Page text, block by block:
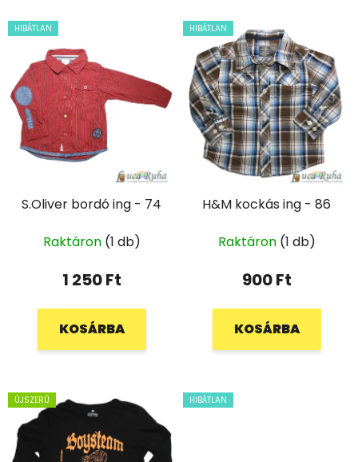
HIBÁTLAN
S.Oliver bordó ing - 74
Raktáron (1 db)
1 250 Ft
KOSÁRBA
HIBÁTLAN
H&M kockás ing - 86
Raktáron (1 db)
900 Ft
KOSÁRBA
ÚJSZERŰ HIBÁTLAN